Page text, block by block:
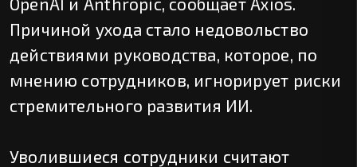
Причиной ухода стало недовольство
действиями руководства, которое, по
мнению сотрудников, игнорирует риски
стремительного развития ИИ.
Уволившиеся сотрудники считают